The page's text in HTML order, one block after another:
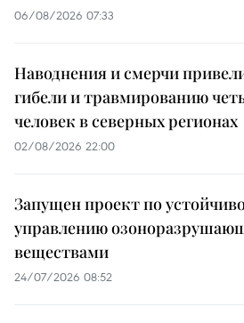
06/08/2026 07:33
Наводнения и смерчи
гибели и травмированию
человек в северных регионах
02/08/2026 22:00
Запущен проект по
управлению
веществами
24/07/2026 08:52